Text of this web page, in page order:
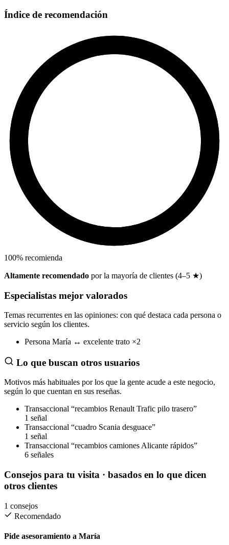
Índice de recomendación
100% recomienda
Altamente recomendado por la mayoría de clientes (4–5 ★)
Especialistas mejor valorados
Temas recurrentes en las opiniones: con qué destaca cada persona o
servicio según los clientes.
Persona María ↔ excelente trato ×2
Lo que buscan otros usuarios
Motivos más habituales por los que la gente acude a este negocio,
según lo que cuentan en sus reseñas.
Transaccional “recambios Renault Trafic pilo trasero”
1 señal
Transaccional “cuadro Scania desguace”
1 señal
Transaccional “recambios camiones Alicante rápidos”
6 señales
Consejos para tu visita · basados en lo que dicen
otros clientes
1 consejos
Recomendado
Pide asesoramiento a María